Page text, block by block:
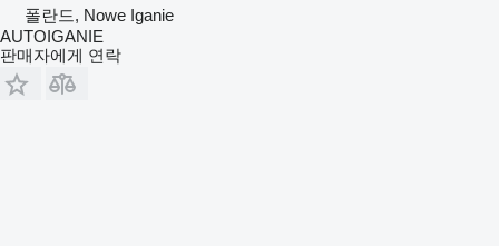
폴란드, Nowe Iganie
AUTOIGANIE
판매자에게 연락